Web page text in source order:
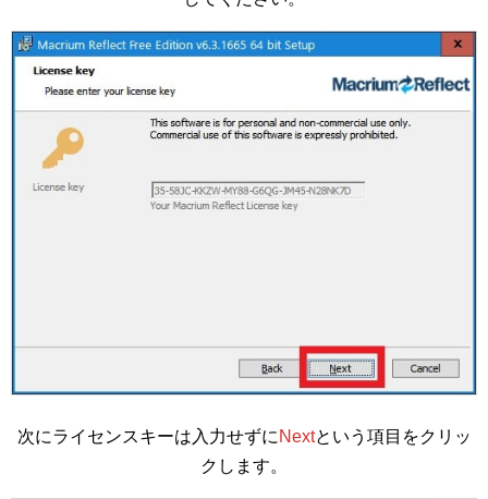
次にライセンスキーは入力せずに Nextという項目をクリッ
クします。